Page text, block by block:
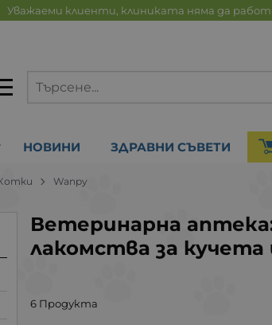
Уважаеми клиенти, клиниката няма да
НОВИНИ ЗДРАВНИ СЪВЕТИ
Wanpy
Ветеринарна
лакомства за
6 Продукта